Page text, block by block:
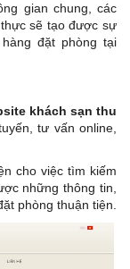
gian chung, các
sẽ tạo được sự
đặt phòng tại
khách sạn thu
tư vấn online,
cho việc tìm kiếm
những thông tin,
phòng thuận tiện.